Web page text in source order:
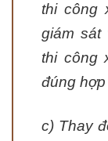
thi công
giám sát
thi công
đúng
c) Thay